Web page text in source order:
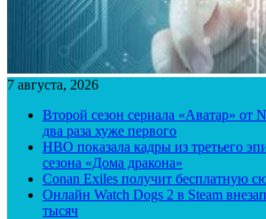
7 августа, 2026
Второй сезон сериала «Аватар» от
два раза хуже первого
HBO показала кадры из третьего
сезона «Дома дракона»
Conan Exiles получит бесплатную
Онлайн Watch Dogs 2 в Steam
тысяч